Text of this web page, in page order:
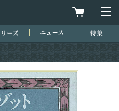
買物カゴを
シリーズ ニュース